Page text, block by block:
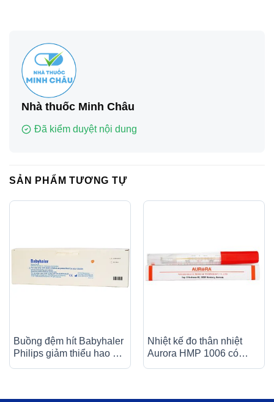
Nhà thuốc Minh Châu
Đã kiểm duyệt nội dung
SẢN PHẨM TƯƠNG TỰ
Buồng đệm hít Babyhaler
Philips giảm thiểu hao hụt
Nhiệt kế đo thân nhiệt
Aurora HMP 1006 có